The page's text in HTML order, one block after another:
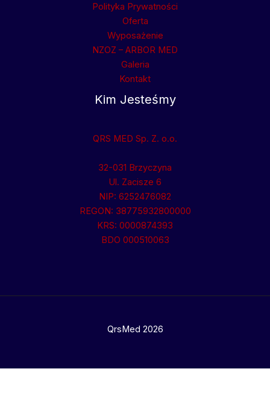
Polityka Prywatności
Oferta
Wyposażenie
NZOZ – ARBOR MED
Galeria
Kontakt
Kim Jesteśmy
QRS MED Sp. Z. o.o.
32-031 Brzyczyna
Ul. Zacisze 6
NIP: 6252476082
REGON: 38775932800000
KRS: 0000874393
BDO 000510063
QrsMed 2026